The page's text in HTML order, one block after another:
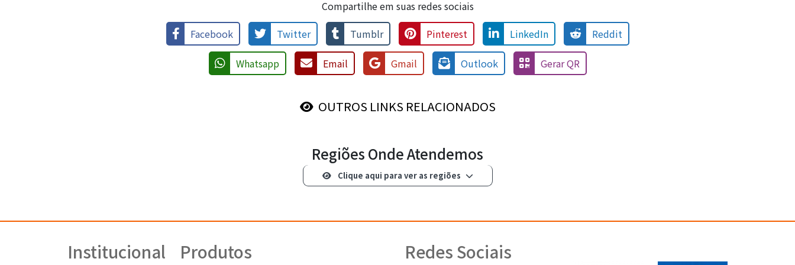
Compartilhe em suas redes sociais
Facebook
Twitter Tumblr Pinterest LinkedIn Reddit
Whatsapp Email Gmail Outlook Gerar QR
OUTROS LINKS RELACIONADOS
Regiões Onde Atendemos
Clique aqui para ver as regiões
Institucional Produtos Redes Sociais